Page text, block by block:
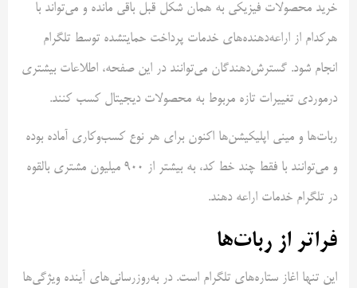
خرید محصولات فیزیکی به همان شکل قبل باقی مانده و می‌تواند با
هرکدام از اراعه‌دهنده‌های خدمات پرداخت حمایتشده توسط تلگرام
انجام شود. گسترش‌دهندگان می‌توانند در این صفحه، اطلاعات بیشتری
درمورد‌ی تغییرات تازه مربوط به محصولات دیجیتال کسب کنند.
ربات‌ها و مینی اپلیکیشن‌ها اکنون برای هر نوع کسب‌وکاری آماده بوده
و می‌توانند با فقط چند خط کد، به بیشتر از ۹۰۰ میلیون مشتری بالقوه
در تلگرام خدمات اراعه دهند.
فراتر از ربات‌ها
این تنها اغاز ستاره‌های تلگرام است. در به‌روزرسانی‌های آینده ویژگی‌ها